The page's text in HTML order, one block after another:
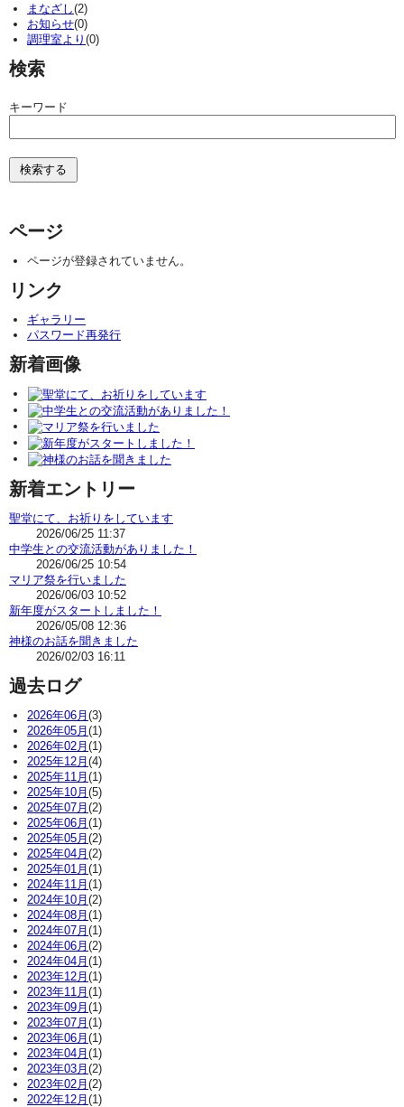
まなざし(2)
お知らせ(0)
調理室より (0)
検索
キーワード
ページ
ページが登録されていません。
リンク
ギャラリー
パスワード再発行
新着画像
新着エントリー
聖堂にて、お祈りをしています
2026/06/25 11:37
中学生との交流活動がありました！
2026/06/25 10:54
マリア祭を行いました
2026/06/03 10:52
新年度がスタートしました！
2026/05/08 12:36
神様のお話を聞きました
2026/02/03 16:11
過去ログ
2026年06月 (3)
2026年05月 (1)
2026年02月 (1)
2025年12月 (4)
2025年11月 (1)
2025年10月 (5)
2025年07月 (2)
2025年06月 (1)
2025年05月 (2)
2025年04月 (2)
2025年01月 (1)
2024年11月 (1)
2024年10月 (2)
2024年08月 (1)
2024年07月 (1)
2024年06月 (2)
2024年04月 (1)
2023年12月 (1)
2023年11月 (1)
2023年09月 (1)
2023年07月 (1)
2023年06月 (1)
2023年04月 (1)
2023年03月 (2)
2023年02月 (2)
2022年12月 (1)